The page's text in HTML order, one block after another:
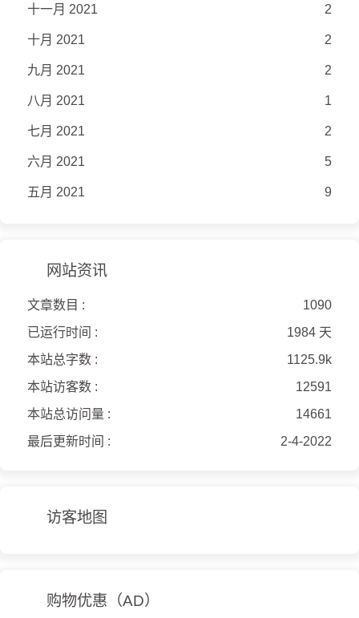
十一月 2021 2
十月 2021 2
九月 2021 2
八月 2021 1
七月 2021 2
六月 2021 5
五月 2021 9
网站资讯
文章数目 :
1090
已运行时间 :
1984 天
本站总字数 :
1125.9k
本站访客数 :
12591
本站总访问量 :
14661
最后更新时间 :
2-4-2022
访客地图
购物优惠（AD）